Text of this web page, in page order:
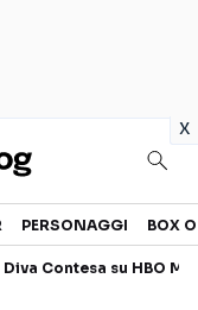
x
PERSONAGGI BOX
Contesa su HBO